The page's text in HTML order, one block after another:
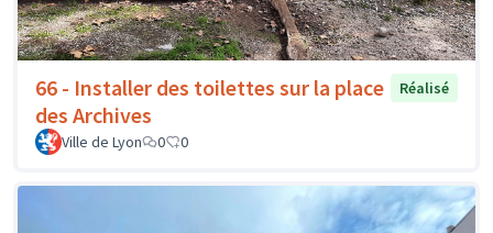
66 - Installer des toilettes sur la place
des Archives
Réalisé
Ville de Lyon 0 0